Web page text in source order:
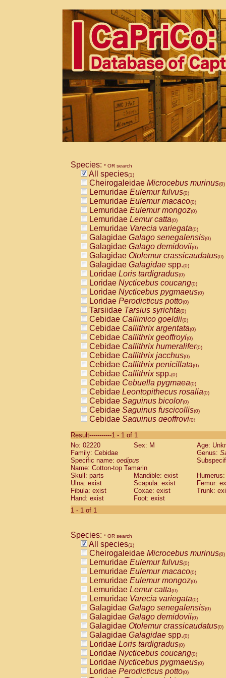
Species: * OR search
All species(1)
Cheirogaleidae Microcebus murinus(0)
Lemuridae Eulemur fulvus(0)
Lemuridae Eulemur macaco(0)
Lemuridae Eulemur mongoz(0)
Lemuridae Lemur catta(0)
Lemuridae Varecia variegata(0)
Galagidae Galago senegalensis(0)
Galagidae Galago demidovii(0)
Galagidae Otolemur crassicaudatus(0)
Galagidae Galagidae spp.(0)
Loridae Loris tardigradus(0)
Loridae Nycticebus coucang(0)
Loridae Nycticebus pygmaeus(0)
Loridae Perodicticus potto(0)
Tarsiidae Tarsius syrichta(0)
Cebidae Callimico goeldii(0)
Cebidae Callithrix argentata(0)
Cebidae Callithrix geoffroyi(0)
Cebidae Callithrix humeralifer(0)
Cebidae Callithrix jacchus(0)
Cebidae Callithrix penicillata(0)
Cebidae Callithrixspp.(0)
Cebidae Cebuella pygmaea(0)
Cebidae Leontopithecus rosalia(0)
Cebidae Saguinus bicolor(0)
Cebidae Saguinus fuscicollis(0)
Cebidae Saguinus geoffroyi(0)
CebidaeSaguinus labiatus(0)
Cebidae Saguinus leucopus (0)
Cebidae
CebidaeSaguinus mystax
Cebidae Saguinus nigricollis (0)
Cebidae Saguinus oedipus
Cebidae Saguinus weddelli
Cebidae Saguinusspp.
Cebidae
CebidaeCebus capucinus
CebidaeCebus nigrivittatus
CebidaeCebus spp.(0)
CebidaeSaimiri boliviensis(0)
CebidaeSaimiri sciureus(0)
AtelidaeAlouatta caraya(0)
AtelidaeAlouatta fusca(0)
AtelidaeAlouatta seniculus(0)
AtelidaeAlouattaspp.(0)
AtelidaeAteles belzebuth(0)
AtelidaeAteles geoffroyi(0)
AtelidaeAteles paniscus(0)
AtelidaeAtelesspp.(0)
AtelidaeLagothrix lagothricha(0)
AtelidaeLagothrix lagothricha cana
PitheciidaeCacajao calvus
Result-----------1 - 1 of 1
No: 02220
Sex: M
Age:
Family: Cebidae
Genus:
Specific name: oedipus
Name: Cotton-top Tamarin
Skull: parts
Mandible: exist
Ulna: exist
Scapula: exist
Femur:
Fibula: exist
Coxae: exist
Trunk:
Hand: exist
Foot: exist
1 - 1 of 1
Species: * OR search
All species(1)
Cheirogaleidae Microcebus murinus(0)
Lemuridae Eulemur fulvus(0)
Lemuridae Eulemur macaco(0)
Lemuridae Eulemur mongoz(0)
Lemuridae Lemur catta(0)
Lemuridae Varecia variegata(0)
Galagidae Galago senegalensis(0)
Galagidae Galago demidovii(0)
Galagidae Otolemur crassicaudatus(0)
Galagidae Galagidae spp.(0)
Loridae Loris tardigradus(0)
Loridae Nycticebus coucang(0)
Loridae Nycticebus pygmaeus(0)
Loridae Perodicticus potto(0)